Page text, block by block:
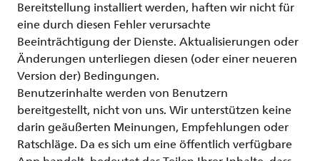
Bereitstellung installiert werden, haften wir nicht für
eine durch diesen Fehler verursachte
Beeinträchtigung der Dienste. Aktualisierungen oder
Änderungen unterliegen diesen (oder einer neueren
Version der) Bedingungen.
Benutzerinhalte werden von Benutzern
bereitgestellt, nicht von uns. Wir unterstützen keine
darin geäußerten Meinungen, Empfehlungen oder
Ratschläge. Da es sich um eine öffentlich verfügbare